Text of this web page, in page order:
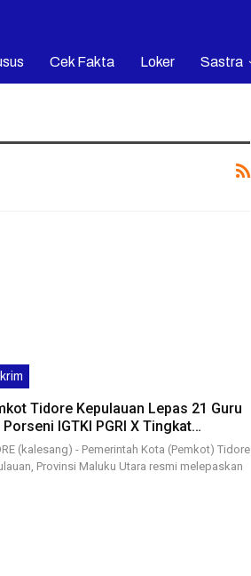
Cek Fakta Loker Sastra
Tidore Kepulauan Lepas 21 Guru
Porseni IGTKI PGRI X Tingkat…
(kalesang) - Pemerintah Kota (Pemkot) Tidore
Provinsi Maluku Utara resmi melepaskan